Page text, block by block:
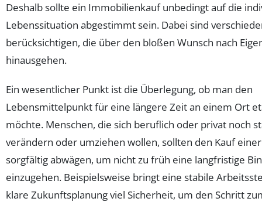
Deshalb sollte ein Immobilienkauf unbedingt auf die
Lebenssituation abgestimmt sein. Dabei sind
berücksichtigen, die über den bloßen Wunsch nach
hinausgehen.
Ein wesentlicher Punkt ist die Überlegung, ob man den
Lebensmittelpunkt für eine längere Zeit an einem Ort
möchte. Menschen, die sich beruflich oder privat noch
verändern oder umziehen wollen, sollten den Kauf
sorgfältig abwägen, um nicht zu früh eine langfristige
einzugehen. Beispielsweise bringt eine stabile
klare Zukunftsplanung viel Sicherheit, um den Schritt